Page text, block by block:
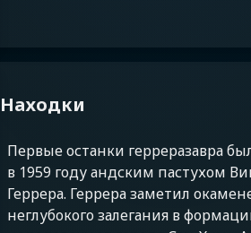
Находки
Первые останки герреразавра
в 1959 году андским пастухом
Геррера. Геррера заметил
неглубокого залегания в